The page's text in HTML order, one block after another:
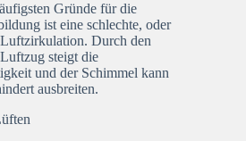
Gründe für die
ist eine schlechte, oder
Durch den
steigt die
und der Schimmel kann
ausbreiten.